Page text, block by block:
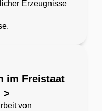
Erzeugnisse
im Freistaat
>
von